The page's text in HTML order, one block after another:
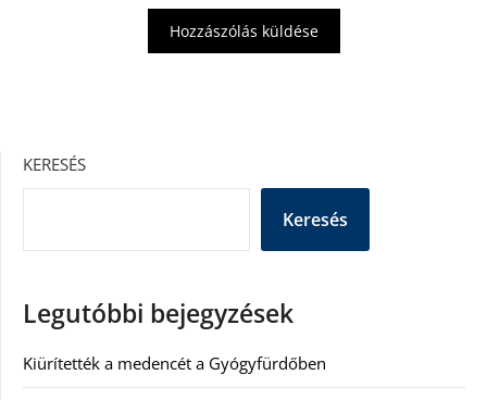
KERESÉS
Keresés
Legutóbbi bejegyzések
Kiürítették a medencét a Gyógyfürdőben